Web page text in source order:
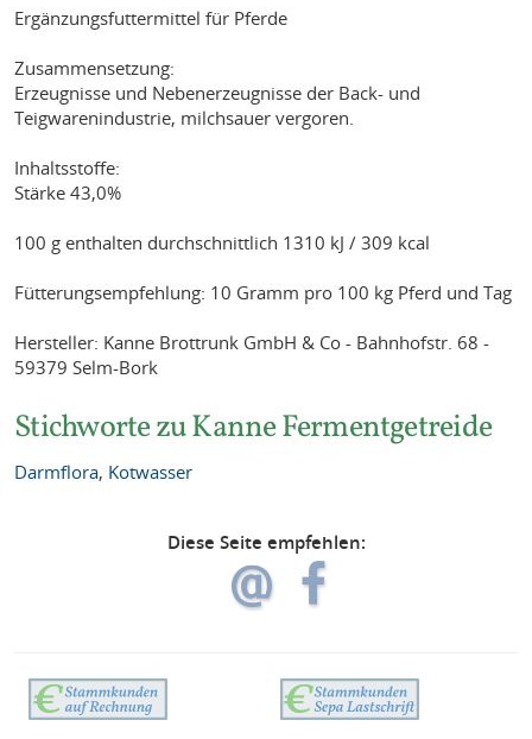
Ergänzungsfuttermittel für Pferde
Zusammensetzung:
Erzeugnisse und Nebenerzeugnisse der Back- und
Teigwarenindustrie, milchsauer vergoren.
Inhaltsstoffe:
Stärke 43,0%
100 g enthalten durchschnittlich 1310 kJ / 309 kcal
Fütterungsempfehlung: 10 Gramm pro 100 kg Pferd und Tag
Hersteller: Kanne Brottrunk GmbH & Co - Bahnhofstr. 68 -
59379 Selm-Bork
Stichworte zu Kanne Fermentgetreide
Darmflora, Kotwasser
Diese Seite empfehlen: